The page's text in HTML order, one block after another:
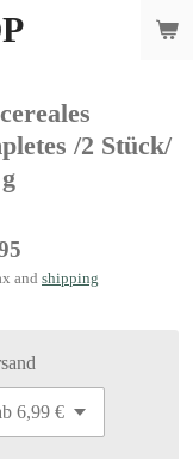
/2 Stück/
and shipping